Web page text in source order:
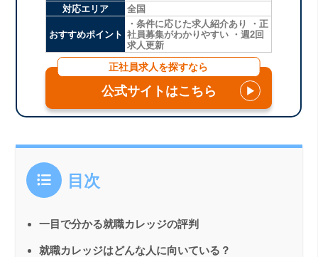
対応エリア
全国
おすすめポイント
・条件に応じた求人紹介あり ・正
社員募集がわかりやすい ・週2回
求人更新
正社員求人を探すなら
公式サイトはこちら ▶
目次
一目で分かる就職カレッジの評判
就職カレッジはどんな人に向いている？